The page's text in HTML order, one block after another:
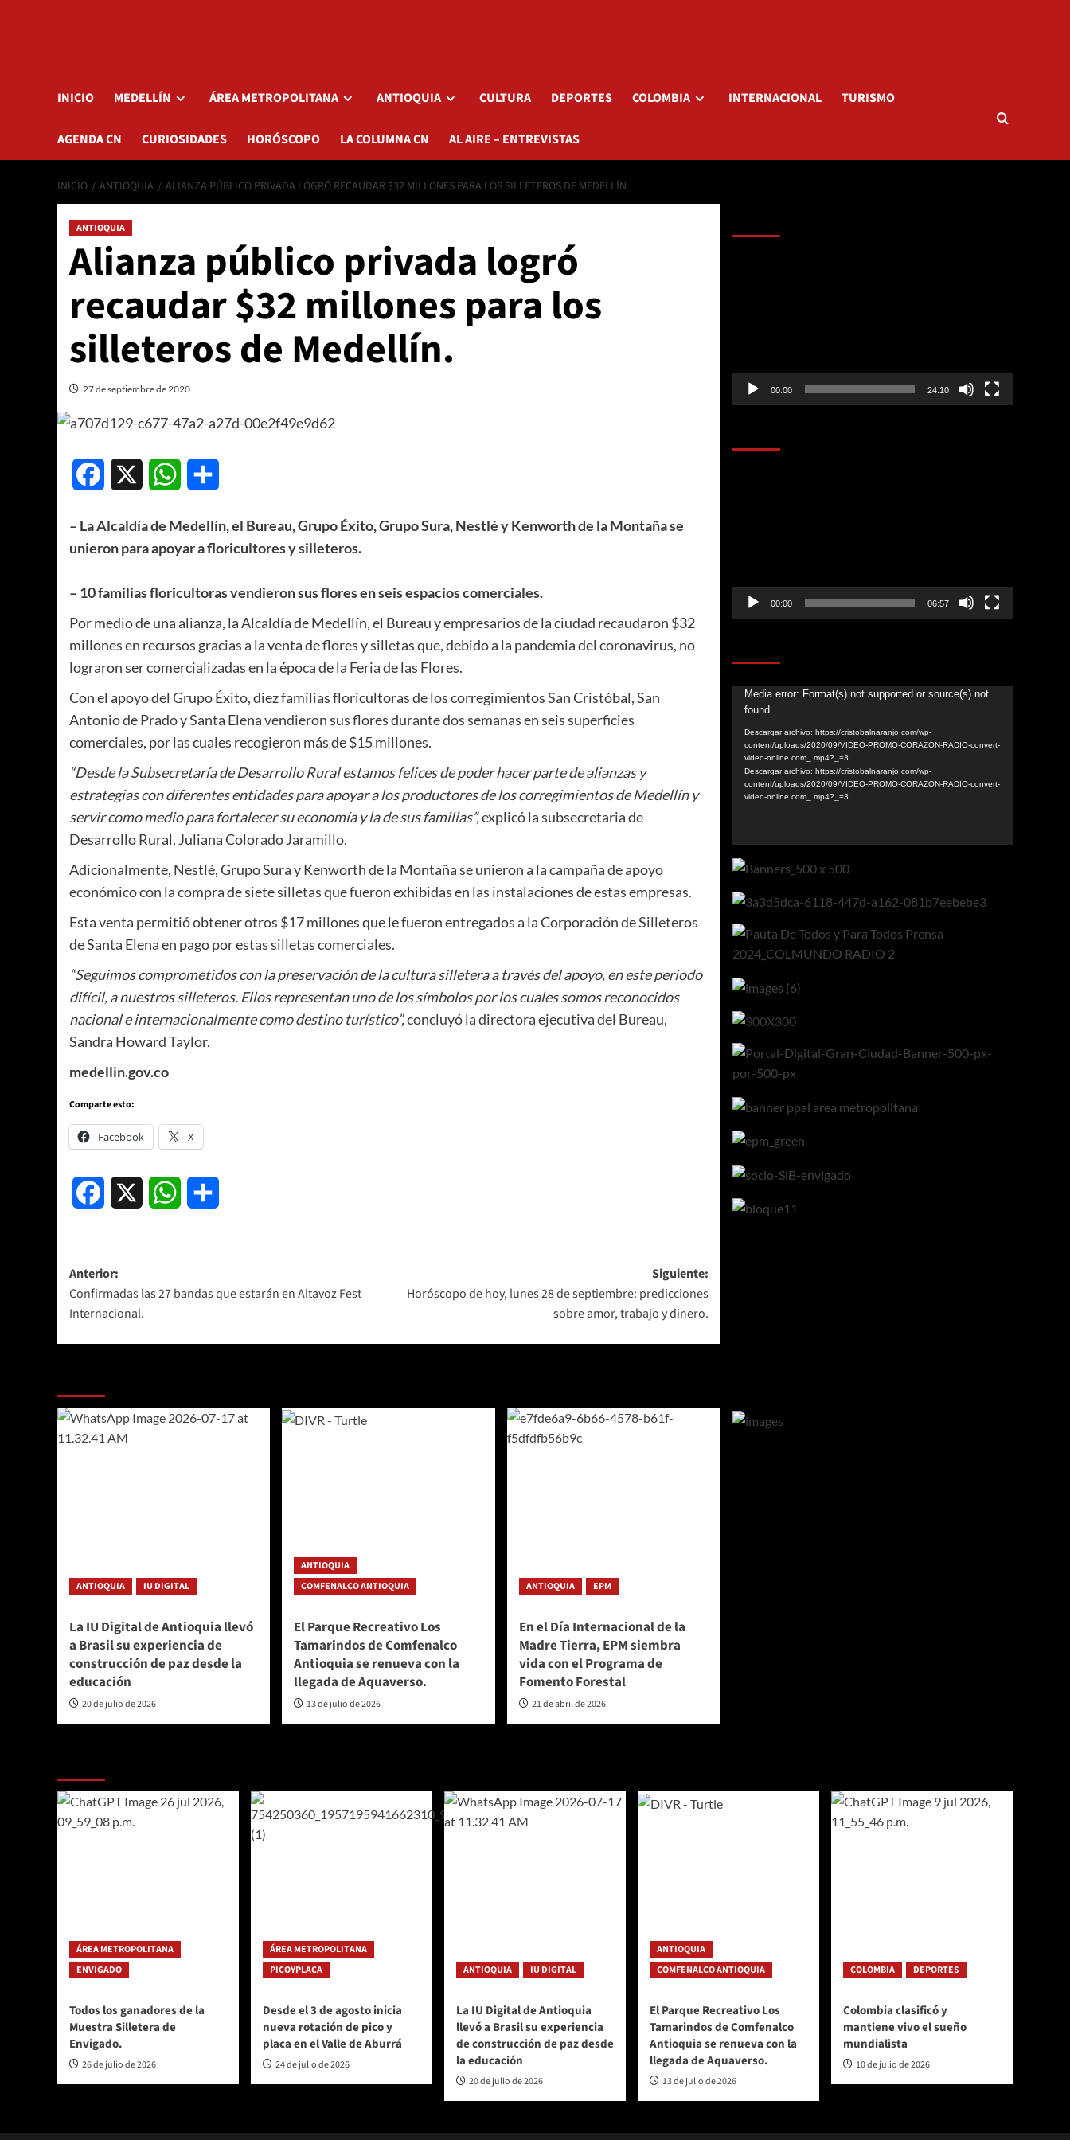
INICIO MEDELLÍN ÁREA METROPOLITANA ANTIOQUIA CULTURA DEPORTES COLOMBIA INTERNACIONAL TURISMO
AGENDA CN CURIOSIDADES HORÓSCOPO LA COLUMNA CN AL AIRE – ENTREVISTAS
INICIO ANTIOQUIA ALIANZA PÚBLICO PRIVADA LOGRÓ RECAUDAR $32 MILLONES PARA LOS SILLETEROS DE MEDELLÍN.
ANTIOQUIA
Alianza público privada logró
recaudar $32 millones para los
silleteros de Medellín.
27 de septiembre de 2020
Facebook WhatsApp
– La Alcaldía de Medellín, el Bureau, Grupo Éxito, Grupo Sura, Nestlé y Kenworth de la Montaña se
unieron para apoyar a floricultores y silleteros.
– 10 familias floricultoras vendieron sus flores en seis espacios comerciales.
Por medio de una alianza, la Alcaldía de Medellín, el Bureau y empresarios de la ciudad recaudaron $32
millones en recursos gracias a la venta de flores y silletas que, debido a la pandemia del coronavirus, no
lograron ser comercializadas en la época de la Feria de las Flores.
Con el apoyo del Grupo Éxito, diez familias floricultoras de los corregimientos San Cristóbal, San
Antonio de Prado y Santa Elena vendieron sus flores durante dos semanas en seis superficies
comerciales, por las cuales recogieron más de $15 millones.
“Desde la Subsecretaría de Desarrollo Rural estamos felices de poder hacer parte de alianzas y
estrategias con diferentes entidades para apoyar a los productores de los corregimientos de Medellín y
servir como medio para fortalecer su economía y la de sus familias”,explicó la subsecretaria de
Desarrollo Rural, Juliana Colorado Jaramillo.
Adicionalmente, Nestlé, Grupo Sura y Kenworth de la Montaña se unieron a la campaña de apoyo
económico con la compra de siete silletas que fueron exhibidas en las instalaciones de estas empresas.
Esta venta permitió obtener otros $17 millones que le fueron entregados a la Corporación de Silleteros
de Santa Elena en pago por estas silletas comerciales.
“Seguimos comprometidos con la preservación de la cultura silletera a través del apoyo, en este periodo
difícil, a nuestros silleteros. Ellos representan uno de los símbolos por los cuales somos reconocidos
nacional e internacionalmente como destino turístico”,concluyó la directora ejecutiva del Bureau,
Sandra Howard Taylor.
medellin.gov.co
Comparte esto:
Facebook X
Facebook WhatsApp
Navegación
de
entradas
Anterior:
Confirmadas las 27 bandas que estarán en Altavoz Fest
Internacional.
Siguiente:
Horóscopo de hoy, lunes 28 de septiembre: predicciones
sobre amor, trabajo y dinero.
ANTIOQUIA IU DIGITAL
La IU Digital de Antioquia llevó
a Brasil su experiencia de
construcción de paz desde la
educación
20 de julio de 2026
ANTIOQUIA
COMFENALCO ANTIOQUIA
El Parque Recreativo Los
Tamarindos de Comfenalco
Antioquia se renueva con la
llegada de Aquaverso.
13 de julio de 2026
ANTIOQUIA EPM
En el Día Internacional de la
Madre Tierra, EPM siembra
vida con el Programa de
Fomento Forestal
21 de abril de 2026
00:00 24:10
00:00 06:57
Reproductor
vídeo
Media error: Format(s) not supported or source(s) not
found
Descargar archivo: https://cristobalnaranjo.com/wp-
content/uploads/2020/09/VIDEO-PROMO-CORAZON-RADIO-convert-
video-online.com_.mp4?_=3
Descargar archivo: https://cristobalnaranjo.com/wp-
content/uploads/2020/09/VIDEO-PROMO-CORAZON-RADIO-convert-
video-online.com_.mp4?_=3
ÁREA METROPOLITANA
ENVIGADO
Todos los ganadores de la
Muestra Silletera de
Envigado.
26 de julio de 2026
ÁREA METROPOLITANA
PICOYPLACA
Desde el 3 de agosto inicia
nueva rotación de pico y
placa en el Valle de Aburrá
24 de julio de 2026
ANTIOQUIA IU DIGITAL
La IU Digital de Antioquia
llevó a Brasil su experiencia
de construcción de paz desde
la educación
20 de julio de 2026
ANTIOQUIA
COMFENALCO ANTIOQUIA
El Parque Recreativo Los
Tamarindos de Comfenalco
Antioquia se renueva con la
llegada de Aquaverso.
13 de julio de 2026
COLOMBIA DEPORTES
Colombia clasificó y
mantiene vivo el sueño
mundialista
10 de julio de 2026